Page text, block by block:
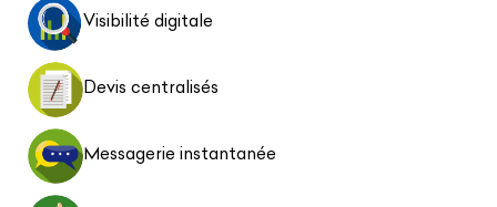
Visibilité digitale
Devis centralisés
Messagerie instantanée